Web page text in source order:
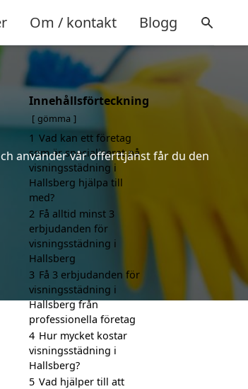
Om / kontakt Blogg
använder vår offerttjänst får du den
Innehållsförteckning
gömma
1 Vad kan ett företag
som är specialiserat på
visningsstädning i
Hallsberg hjälpa till
med?
2 Få alltid minst 3
erbjudanden för
visningsstädning i
Hallsberg
3 Få 3 erbjudanden för
visningsstädning i
Hallsberg från
professionella företag
4 Hur mycket kostar
visningsstädning i
Hallsberg?
5 Vad hjälper till att